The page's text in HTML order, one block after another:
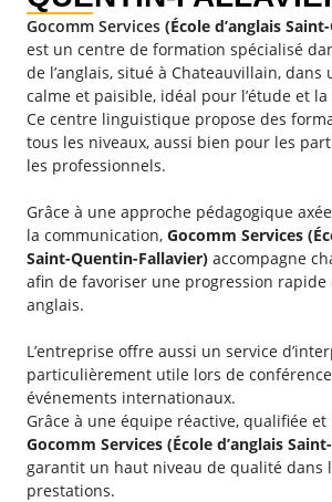
Gocomm Services (École d’anglais
est un centre de formation spécialisé
de l’anglais, situé à Chateauvillain,
calme et paisible, idéal pour l’étude et
Ce centre linguistique propose des
tous les niveaux, aussi bien pour les
les professionnels.
Grâce à une approche pédagogique
la communication, Gocomm Services
Saint-Quentin-Fallavier) accompagne
afin de favoriser une progression
anglais.
L’entreprise offre aussi un service
particulièrement utile lors de
événements internationaux.
Grâce à une équipe réactive, qualifiée et
Gocomm Services (École d’anglais
garantit un haut niveau de qualité dans
prestations.